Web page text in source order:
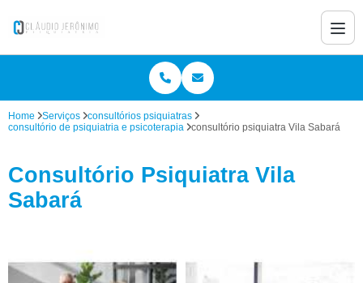
Home Serviços
consultórios psiquiatras
consultório de psiquiatria e psicoterapia
consultório psiquiatra Vila Sabará
Consultório Psiquiatra Vila
Sabará